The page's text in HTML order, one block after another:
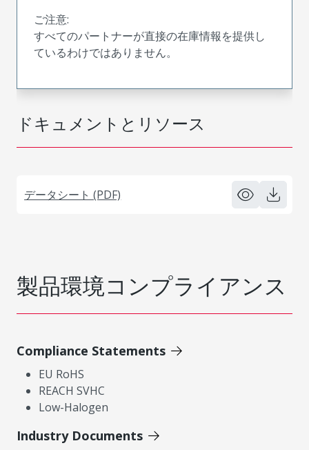
ドキュメントとリソース
データシート (PDF)
ご注意:
すべてのパートナーが直接の在庫情報を提供し
ているわけではありません。
製品環境コンプライアンス
Compliance Statements
EU RoHS
REACH SVHC
Low-Halogen
Industry Documents